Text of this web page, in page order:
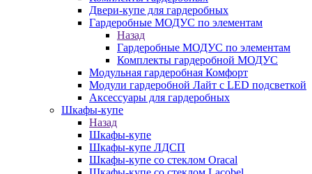
Двери-купе для гардеробных
Гардеробные МОДУС по элементам
Назад
Гардеробные МОДУС по элементам
Комплекты гардеробной МОДУС
Модульная гардеробная Комфорт
Модули гардеробной Лайт с LED подсветкой
Аксессуары для гардеробных
Шкафы-купе
Назад
Шкафы-купе
Шкафы-купе ЛДСП
Шкафы-купе со стеклом Oracal